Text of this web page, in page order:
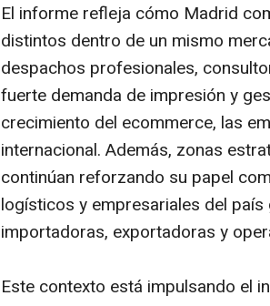
El informe refleja cómo Madrid
distintos dentro de un mismo
despachos profesionales,
fuerte demanda de impresión y
crecimiento del ecommerce, las
internacional. Además, zonas
continúan reforzando su papel
logísticos y empresariales del
importadoras, exportadoras y
Este contexto está impulsando el